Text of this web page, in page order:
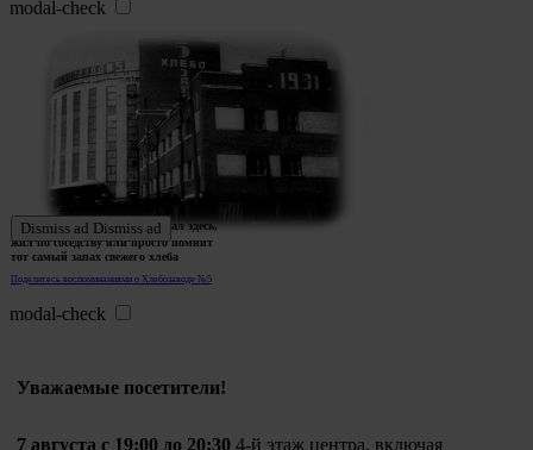
modal-check
Поделитесь воспоминаниями о Хлебозаводе №5
Ждем истории тех, кто работал здесь,
жил по соседству или просто помнит
тот самый запах свежего хлеба
Dismiss ad Dismiss ad
modal-check
Уважаемые посетители!
7 августа с 19:00 до 20:30 4-й этаж центра, включая